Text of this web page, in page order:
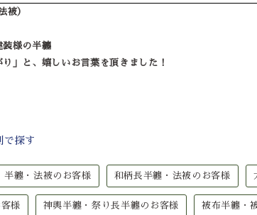
被）
装様の半纏
り」と、嬉しいお言葉を頂きました！
で探す
半纏・法被のお客様 和柄長半纏・法被のお客様
様 神輿半纏・祭り長半纏のお客様 被布半纏・